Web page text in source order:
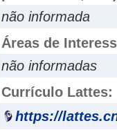
não informada
Áreas de
não informadas
Currículo Lattes:
https://